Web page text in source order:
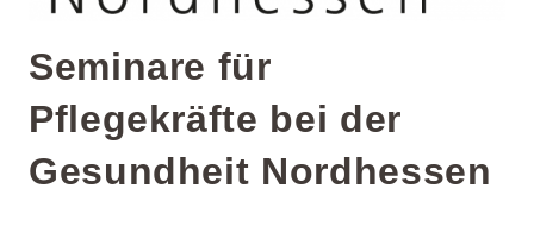
Seminare für
Pflegekräfte bei der
Gesundheit Nordhessen